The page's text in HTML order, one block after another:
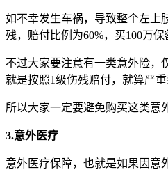
如不幸发生车祸，导致整个左上
残，赔付比例为60%，买100万保
不过大家要注意有一类意外险，
就是按照1级伤残赔付，就算严重
所以大家一定要避免购买这类意
3.意外医疗
意外医疗保障，也就是如果因意